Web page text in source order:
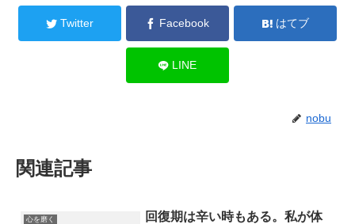
Twitter Facebook はてブ
LINE
nobu
関連記事
心を磨く
回復期は辛い時もある。私が体